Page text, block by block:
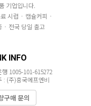
기업입니다.
시럽 · 캡슐커피 ·
· 전국 당일 출고
INFO
행 1005-101-615272
: (주)흥국에프엔비
구매 문의